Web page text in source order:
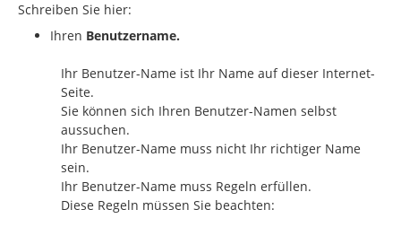
Schreiben Sie hier:
Ihren Benutzername.
Ihr Benutzer-Name ist Ihr Name auf dieser Internet-
Seite.
Sie können sich Ihren Benutzer-Namen selbst
aussuchen.
Ihr Benutzer-Name muss nicht Ihr richtiger Name
sein.
Ihr Benutzer-Name muss Regeln erfüllen.
Diese Regeln müssen Sie beachten: